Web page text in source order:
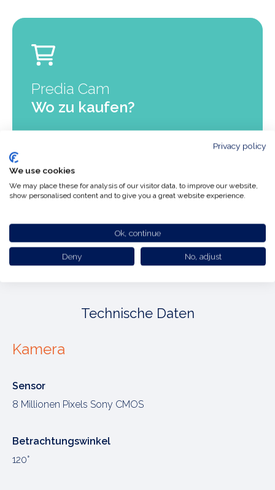
Predia Cam
Wo zu kaufen?
Vertriebspartner
Technische Daten
Kamera
Sensor
8 Millionen Pixels Sony CMOS
Betrachtungswinkel
120°
Privacy policy
We use cookies
We may place these for analysis of our visitor data, to improve our website,
show personalised content and to give you a great website experience.
Ok, continue
Deny No, adjust